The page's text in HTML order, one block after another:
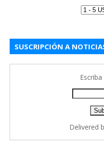
SUSCRIPCIÓN A
Delivered